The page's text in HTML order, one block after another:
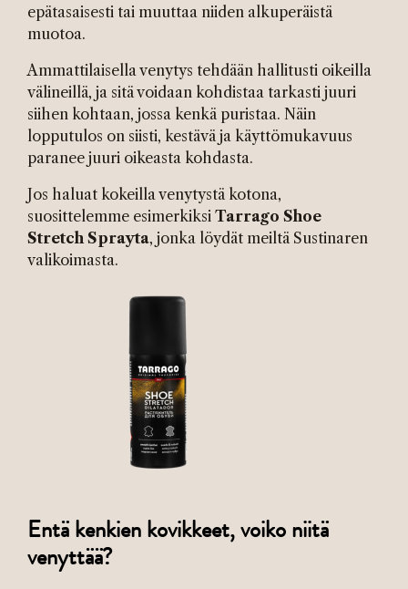
epätasaisesti tai muuttaa niiden alkuperäistä
muotoa.
Ammattilaisella venytys tehdään hallitusti oikeilla
välineillä, ja sitä voidaan kohdistaa tarkasti juuri
siihen kohtaan, jossa kenkä puristaa. Näin
lopputulos on siisti, kestävä ja käyttömukavuus
paranee juuri oikeasta kohdasta.
Jos haluat kokeilla venytystä kotona,
suosittelemme esimerkiksi Tarrago Shoe
Stretch Sprayta, jonka löydät meiltä Sustinaren
valikoimasta.
Entä kenkien kovikkeet, voiko niitä
venyttää?